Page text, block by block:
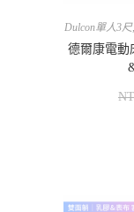
Dulcon單人3尺
德爾康電動